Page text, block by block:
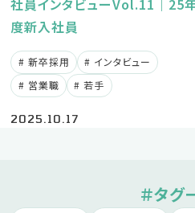
社員インタビューVol.11｜25
度新入社員
新卒採用
インタビュー
営業職
若手
2025.10.17
＃タグ